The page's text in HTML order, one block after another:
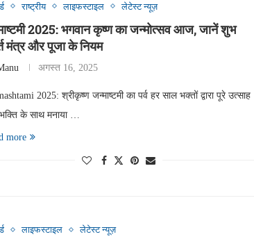
राष्ट्रीय लाइफस्टाइल लेटेस्ट न्यूज़
2025: भगवान कृष्ण का जन्मोत्सव आज, जानें शुभ
मंत्र और पूजा के नियम
अगस्त 16, 2025
2025: श्रीकृष्ण जन्माष्टमी का पर्व हर साल भक्तों द्वारा पूरे उत्साह
के साथ मनाया …
more
लाइफस्टाइल लेटेस्ट न्यूज़